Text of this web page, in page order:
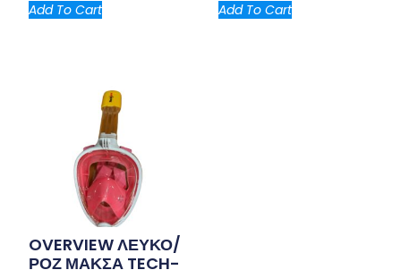
Add To Cart Add To Cart
OVERVIEW ΛΕΥΚΟ/
ΡΟΖ ΜΑΚΣΑ TECH-